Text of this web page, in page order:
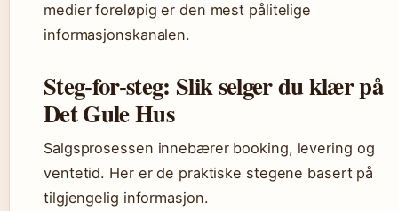
medier foreløpig er den mest pålitelige
informasjonskanalen.
Steg-for-steg: Slik selger du klær på
Det Gule Hus
Salgsprosessen innebærer booking, levering og
ventetid. Her er de praktiske stegene basert på
tilgjengelig informasjon.